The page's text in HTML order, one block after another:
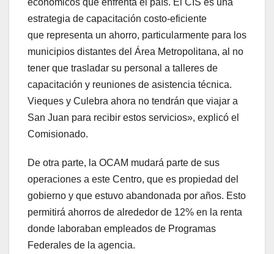
económicos que enfrenta el país. El CIS es una
estrategia de capacitación costo-eficiente
que representa un ahorro, particularmente para los
municipios distantes del Área Metropolitana, al no
tener que trasladar su personal a talleres de
capacitación y reuniones de asistencia técnica.
Vieques y Culebra ahora no tendrán que viajar a
San Juan para recibir estos servicios», explicó el
Comisionado.
De otra parte, la OCAM mudará parte de sus
operaciones a este Centro, que es propiedad del
gobierno y que estuvo abandonada por años. Esto
permitirá ahorros de alrededor de 12% en la renta
donde laboraban empleados de Programas
Federales de la agencia.